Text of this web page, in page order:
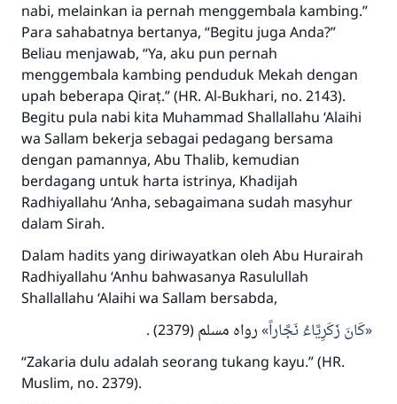
nabi, melainkan ia pernah menggembala kambing.”
Para sahabatnya bertanya, “Begitu juga Anda?”
Beliau menjawab, “Ya, aku pun pernah
menggembala kambing penduduk Mekah dengan
upah beberapa Qiraṭ.”(HR. Al-Bukhari, no. 2143).
Begitu pula nabi kita Muhammad Shallallahu ‘Alaihi
wa Sallam bekerja sebagai pedagang bersama
dengan pamannya, Abu Thalib, kemudian
berdagang untuk harta istrinya, Khadijah
Radhiyallahu ‘Anha, sebagaimana sudah masyhur
dalam Sirah.
Dalam hadits yang diriwayatkan oleh Abu Hurairah
Radhiyallahu ‘Anhu bahwasanya Rasulullah
Shallallahu ‘Alaihi wa Sallam bersabda,
كَانَ زَكَرِيَّاءُ نَجَّاراً رواه مسلم (2379) .
“Zakaria dulu adalah seorang tukang kayu.”(HR.
Muslim, no. 2379).